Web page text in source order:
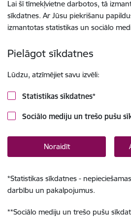
Lai šī tīmekļvietne darbotos, tā
sīkdatnes. Ar Jūsu piekrišanu
izmantotas statistikas un sociālo
Pielāgot sīkdatnes
Lūdzu, atzīmējiet savu izvēli:
Statistikas sīkdatnes*
Sociālo mediju un trešo pušu
Noraidīt
*Statistikas sīkdatnes -
darbību un pakalpojumus.
**Sociālo mediju un trešo pušu